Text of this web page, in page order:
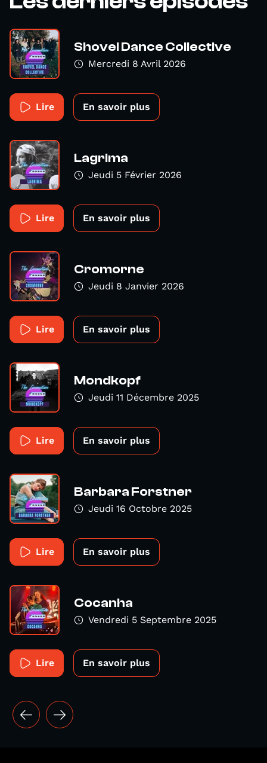
Shovel Dance Collective
Mercredi 8 Avril 2026
Lire En savoir plus
Lagrima
Jeudi 5 Février 2026
Lire En savoir plus
Cromorne
Jeudi 8 Janvier 2026
Lire En savoir plus
Mondkopf
Jeudi 11 Décembre 2025
Lire En savoir plus
Barbara Forstner
Jeudi 16 Octobre 2025
Lire En savoir plus
Cocanha
Vendredi 5 Septembre 2025
Lire En savoir plus